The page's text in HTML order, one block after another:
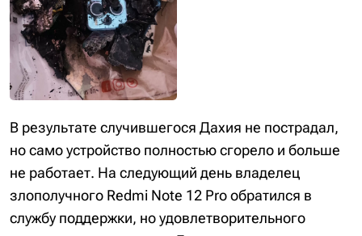
В результате случившегося Дахия не пострадал,
но само устройство полностью сгорело и больше
не работает. На следующий день владелец
злополучного Redmi Note 12 Pro обратился в
службу поддержки, но удовлетворительного